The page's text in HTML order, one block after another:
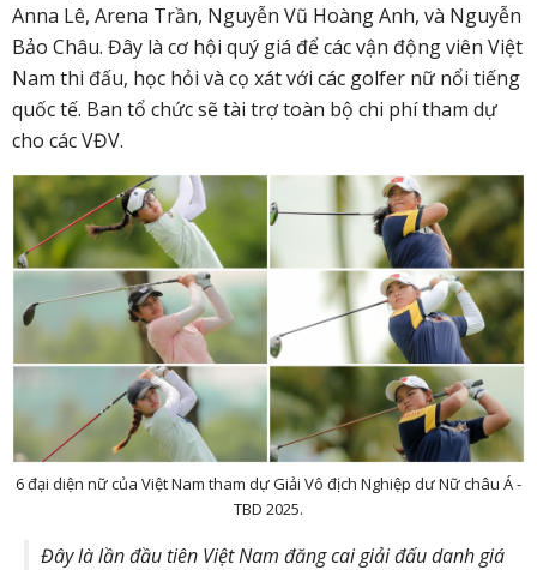
Anna Lê, Arena Trần, Nguyễn Vũ Hoàng Anh, và Nguyễn
Bảo Châu. Đây là cơ hội quý giá để các vận động viên Việt
Nam thi đấu, học hỏi và cọ xát với các golfer nữ nổi tiếng
quốc tế. Ban tổ chức sẽ tài trợ toàn bộ chi phí tham dự
cho các VĐV.
6 đại diện nữ của Việt Nam tham dự Giải Vô địch Nghiệp dư Nữ châu Á -
TBD 2025.
Đây là lần đầu tiên Việt Nam đăng cai giải đấu danh giá